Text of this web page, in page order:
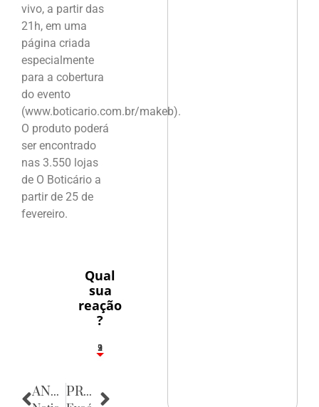
vivo, a partir das
21h, em uma
página criada
especialmente
para a cobertura
do evento
(www.boticario.com.br/makeb).
O produto poderá
ser encontrado
nas 3.550 lojas
de O Boticário a
partir de 25 de
fevereiro.
Qual
sua
reação
?
3
1
2
9
ANTERIOR PRÓXIMA